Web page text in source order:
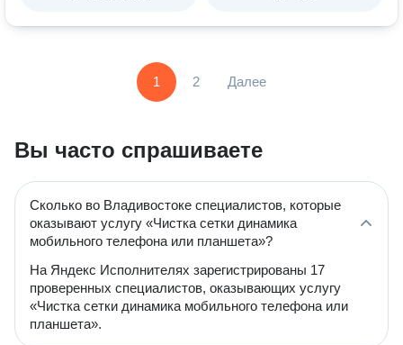
1 2 Далее
Вы часто спрашиваете
Сколько во Владивостоке специалистов, которые
оказывают услугу «Чистка сетки динамика
мобильного телефона или планшета»?
На Яндекс Исполнителях зарегистрированы 17
проверенных специалистов, оказывающих услугу
«Чистка сетки динамика мобильного телефона или
планшета».